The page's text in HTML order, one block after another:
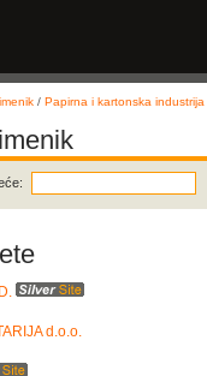
/ Papirna i kartonska industrija
d.o.o.